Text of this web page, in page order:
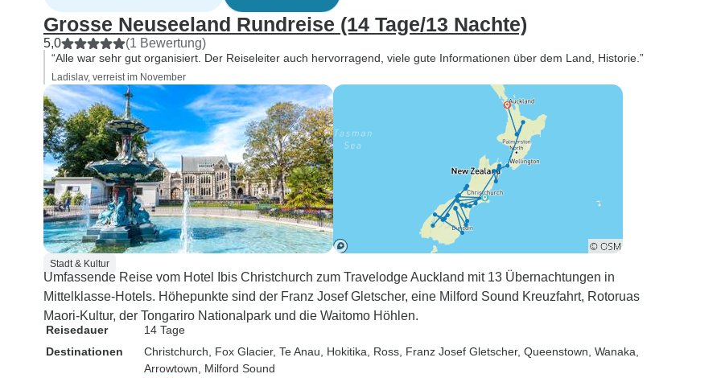
Grosse Neuseeland Rundreise (14 Tage/13 Nachte)
5,0 (1 Bewertung)
“Alle war sehr gut organisiert. Der Reiseleiter auch hervorragend, viele gute Informationen über dem Land, Historie.”
Ladislav, verreist im November
Stadt & Kultur
Umfassende Reise vom Hotel Ibis Christchurch zum Travelodge Auckland mit 13 Übernachtungen in
Mittelklasse-Hotels. Höhepunkte sind der Franz Josef Gletscher, eine Milford Sound Kreuzfahrt, Rotoruas
Maori-Kultur, der Tongariro Nationalpark und die Waitomo Höhlen.
Reisedauer
14 Tage
Destinationen
Christchurch , Fox Glacier, Te Anau , Hokitika , Ross , Franz Josef Gletscher, Queenstown , Wanaka
Arrowtown , Milford Sound